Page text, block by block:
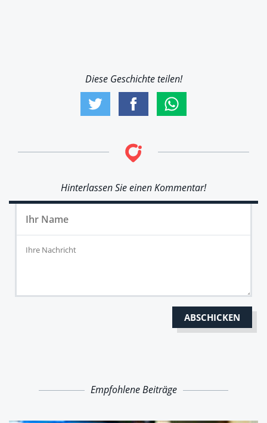
Diese Geschichte teilen!
Hinterlassen Sie einen Kommentar!
Empfohlene Beiträge